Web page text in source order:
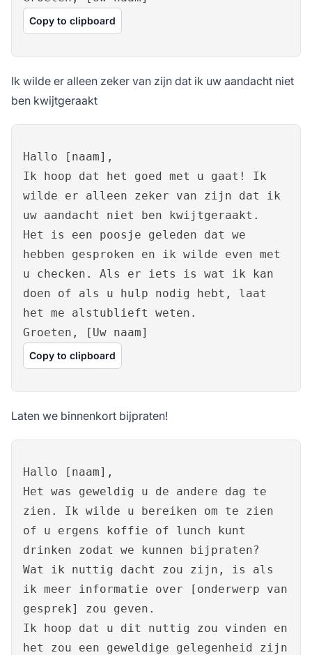
Copy to clipboard
Ik wilde er alleen zeker van zijn dat ik uw aandacht niet
ben kwijtgeraakt
Hallo [naam],
Ik hoop dat het goed met u gaat! Ik
wilde er alleen zeker van zijn dat ik
uw aandacht niet ben kwijtgeraakt.
Het is een poosje geleden dat we
hebben gesproken en ik wilde even met
u checken. Als er iets is wat ik kan
doen of als u hulp nodig hebt, laat
het me alstublieft weten.
Groeten, [Uw naam]
Copy to clipboard
Laten we binnenkort bijpraten!
Hallo [naam],
Het was geweldig u de andere dag te
zien. Ik wilde u bereiken om te zien
of u ergens koffie of lunch kunt
drinken zodat we kunnen bijpraten?
Wat ik nuttig dacht zou zijn, is als
ik meer informatie over [onderwerp van
gesprek] zou geven.
Ik hoop dat u dit nuttig zou vinden en
het zou een geweldige gelegenheid zijn